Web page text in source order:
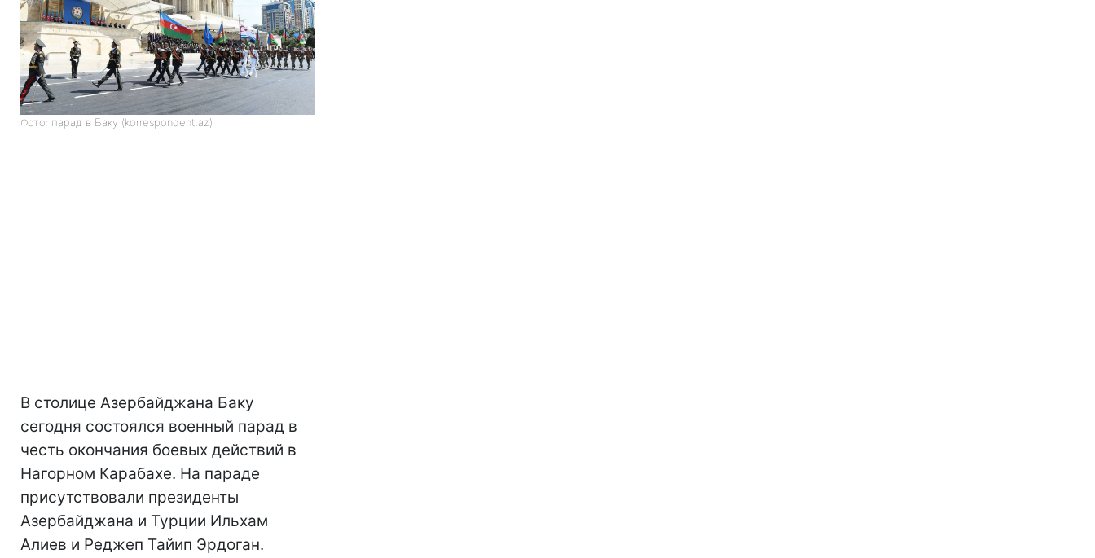
Фото: парад в Баку (korrespondent.az)
В столице Азербайджана Баку
сегодня состоялся военный парад в
честь окончания боевых действий в
Нагорном Карабахе. На параде
присутствовали президенты
Азербайджана и Турции Ильхам
Алиев и Реджеп Тайип Эрдоган.